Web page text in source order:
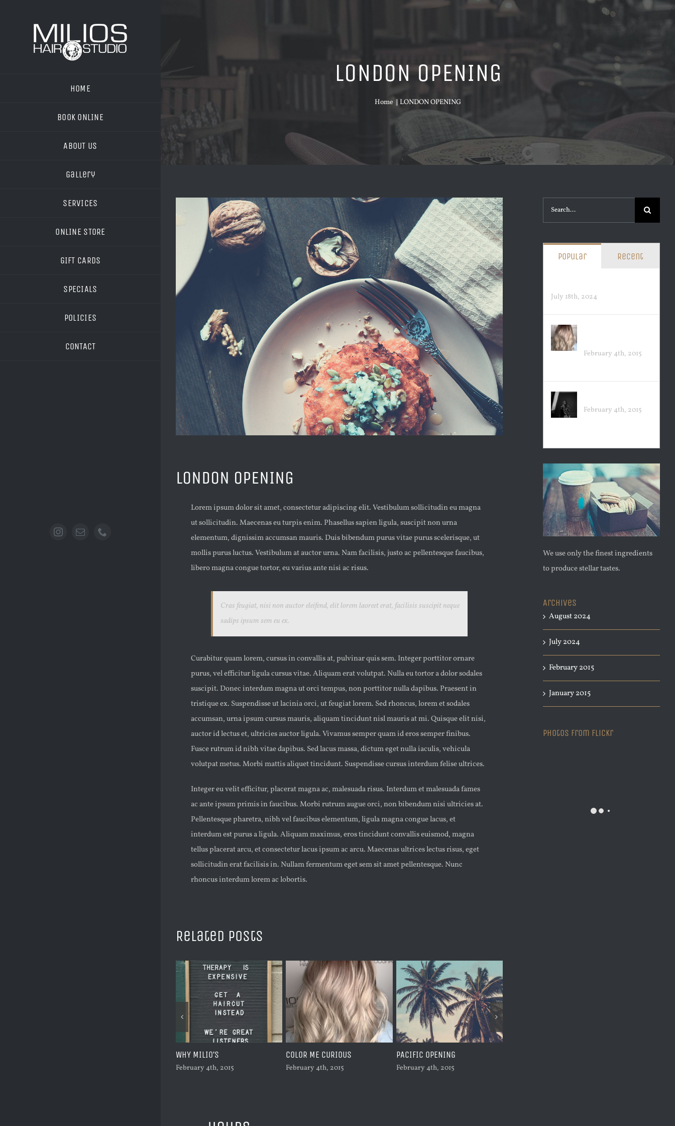
HOME
BOOK ONLINE
ABOUT US
Gallery
SERVICES
ONLINE STORE
GIFT CARDS
SPECIALS
POLICIES
CONTACT
LONDON OPENING
Home LONDON OPENING
LONDON OPENING
Lorem ipsum dolor sit amet, consectetur adipiscing elit. Vestibulum sollicitudin eu magna
ut sollicitudin. Maecenas eu turpis enim. Phasellus sapien ligula, suscipit non urna
elementum, dignissim accumsan mauris. Duis bibendum purus vitae purus scelerisque, ut
mollis purus luctus. Vestibulum at auctor urna. Nam facilisis, justo ac pellentesque faucibus,
libero magna congue tortor, eu varius ante nisi ac risus.
Cras feugiat, nisi non auctor eleifend, elit lorem laoreet erat, facilisis suscipit neque
sadips ipsum sem eu ex.
Curabitur quam lorem, cursus in convallis at, pulvinar quis sem. Integer porttitor ornare
purus, vel efficitur ligula cursus vitae. Aliquam erat volutpat. Nulla eu tortor a dolor sodales
suscipit. Donec interdum magna ut orci tempus, non porttitor nulla dapibus. Praesent in
tristique ex. Suspendisse ut lacinia orci, ut feugiat lorem. Sed rhoncus, lorem et sodales
accumsan, urna ipsum cursus mauris, aliquam tincidunt nisl mauris at mi. Quisque elit nisi,
auctor id lectus et, ultricies auctor ligula. Vivamus semper quam id eros semper finibus.
Fusce rutrum id nibh vitae dapibus. Sed lacus massa, dictum eget nulla iaculis, vehicula
volutpat metus. Morbi mattis aliquet tincidunt. Suspendisse cursus interdum felise ultrices.
Integer eu velit efficitur, placerat magna ac, malesuada risus. Interdum et malesuada fames
ac ante ipsum primis in faucibus. Morbi rutrum augue orci, non bibendum nisi ultricies at.
Pellentesque pharetra, nibh vel faucibus elementum, ligula magna congue lacus, et
interdum est purus a ligula. Aliquam maximus, eros tincidunt convallis euismod, magna
tellus placerat arcu, et consectetur lacus ipsum ac arcu. Maecenas ultrices lectus risus, eget
sollicitudin erat facilisis in. Nullam fermentum eget sem sit amet pellentesque. Nunc
rhoncus interdum lorem ac lobortis.
Related Posts
WHY MILIO’S
February 4th, 2015
COLOR ME CURIOUS
February 4th, 2015
PACIFIC OPENING
February 4th, 2015
Popular Recent
July 18th, 2024
February 4th, 2015
February 4th, 2015
We use only the finest ingredients
to produce stellar tastes.
Archives
August 2024
July 2024
February 2015
January 2015
Photos From Flickr